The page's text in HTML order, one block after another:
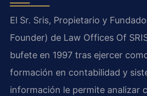
El Sr. Sris, Propietario y
Founder) de Law Offices Of
bufete en 1997 tras ejercer
formación en contabilidad y
información le permite analizar